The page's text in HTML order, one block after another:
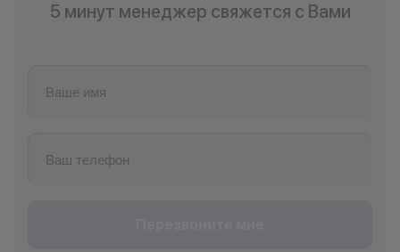
5 минут менеджер свяжется с Вами